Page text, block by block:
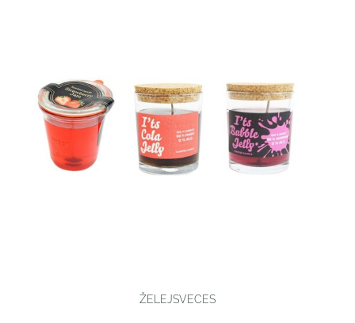
ŽELEJSVECES